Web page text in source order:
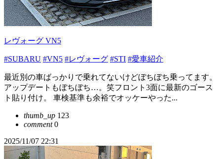
レヴォーグ VN5
#SUBARU #VN5 #レヴォーグ #STI #愛車紹介
最近別の車ばっかりで乗れてないけどぼちぼち乗ってます。
アップデートもぼちぼち…。笑フロント3面に最新のゴース
ト貼り付け。 車検基準も余裕でオッケーやった...
thumb_up 123
comment0
2025/11/07 22:31